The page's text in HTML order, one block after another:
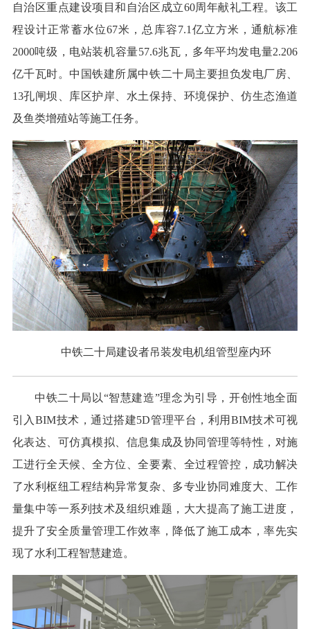
自治区重点建设项目和自治区成立60周年献礼工程。该工
程设计正常蓄水位67米，总库容7.1亿立方米，通航标准
2000吨级，电站装机容量57.6兆瓦，多年平均发电量2.206
亿千瓦时。中国铁建所属中铁二十局主要担负发电厂房、
13孔闸坝、库区护岸、水土保持、环境保护、仿生态渔道
及鱼类增殖站等施工任务。
中铁二十局建设者吊装发电机组管型座内环
中铁二十局以“智慧建造”理念为引导，开创性地全面
引入BIM技术，通过搭建5D管理平台，利用BIM技术可视
化表达、可仿真模拟、信息集成及协同管理等特性，对施
工进行全天候、全方位、全要素、全过程管控，成功解决
了水利枢纽工程结构异常复杂、多专业协同难度大、工作
量集中等一系列技术及组织难题，大大提高了施工进度，
提升了安全质量管理工作效率，降低了施工成本，率先实
现了水利工程智慧建造。